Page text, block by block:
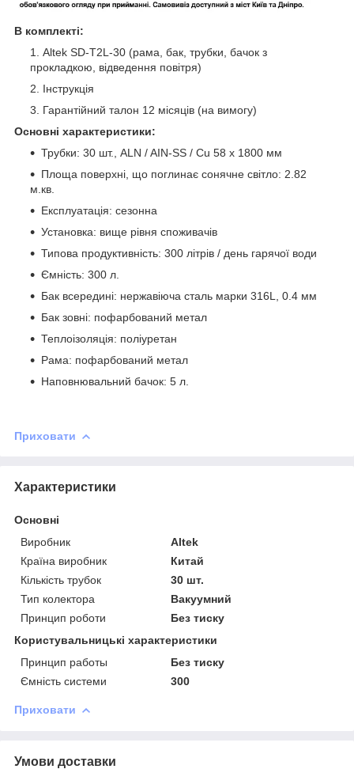
В комплекті:
Altek SD-T2L-30 (рама, бак, трубки, бачок з
прокладкою, відведення повітря)
Інструкція
Гарантійний талон 12 місяців (на вимогу)
Основні характеристики:
Трубки: 30 шт., ALN / AIN-SS / Cu 58 x 1800 мм
Площа поверхні, що поглинає сонячне світло: 2.82
м.кв.
Експлуатація: сезонна
Установка: вище рівня споживачів
Типова продуктивність: 300 літрів / день гарячої води
Ємність: 300 л.
Бак всередині: нержавіюча сталь марки 316L, 0.4 мм
Бак зовні: пофарбований метал
Теплоізоляція: поліуретан
Рама: пофарбований метал
Наповнювальний бачок: 5 л.
Приховати
Характеристики
Основні
Виробник
Altek
Країна виробник
Китай
Кількість трубок
30 шт.
Тип колектора
Вакуумний
Принцип роботи
Без тиску
Користувальницькі характеристики
Принцип работы
Без тиску
Ємність системи
300
Приховати
Умови доставки